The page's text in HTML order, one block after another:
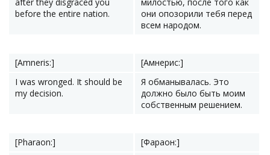
before the entire nation.
они опозорили тебя перед
всем народом.
[Amneris:]
[Амнерис:]
I was wronged. It should be
my decision.
Я обманывалась. Это
должно было быть моим
собственным решением.
[Pharaon:]
[Фараон:]